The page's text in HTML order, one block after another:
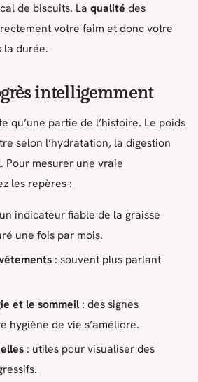
de biscuits. La qualité des
votre faim et donc votre
la durée.
intelligemment
qu’une partie de l’histoire. Le poids
selon l’hydratation, la digestion
Pour mesurer une vraie
les repères :
indicateur fiable de la graisse
une fois par mois.
: souvent plus parlant
et le sommeil : des signes
hygiène de vie s’améliore.
: utiles pour visualiser des